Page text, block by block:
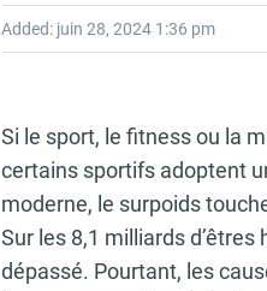
Added: juin 28, 2024 1:36 pm
Si le sport, le fitness ou la
certains sportifs adoptent
moderne, le surpoids
Sur les 8,1 milliards
dépassé. Pourtant, les